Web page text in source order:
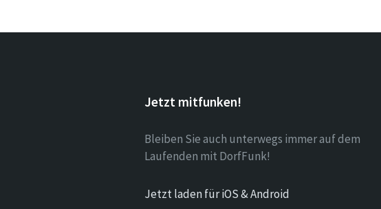
Jetzt mitfunken!
Bleiben Sie auch unterwegs immer auf dem
Laufenden mit DorfFunk!
Jetzt laden für iOS & Android